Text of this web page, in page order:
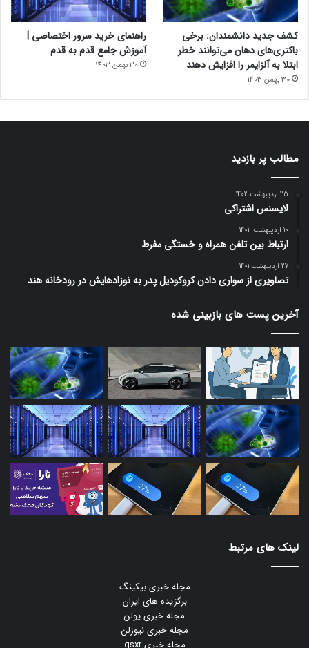
کشف جدید دانشمندان: برخی
باکتری‌های دهان می‌توانند خطر
ابتلا به آلزایمر را افزایش دهند
30 بهمن 1403
راهنمای خرید سرور اختصاصی |
آموزش جامع قدم به قدم
30 بهمن 1403
مطالب پر بازدید
25 اردیبهشت 1402
لایسنس اشتراکی
10 اردیبهشت 1402
ارتباط بین تلفن همراه و خستگی مفرط
27 اردیبهشت 1401
تصاویری از سواری دادن کروکودیل پدر به نوزادهایش در رودخانه هند
آخرین پست های بازبینی شده
لینک های مرتبط
مجله خبری بیکینگ
برگزیده های ایران
مجله خبری یولن
مجله خبری نیوزلن
مجله خبری gsxr